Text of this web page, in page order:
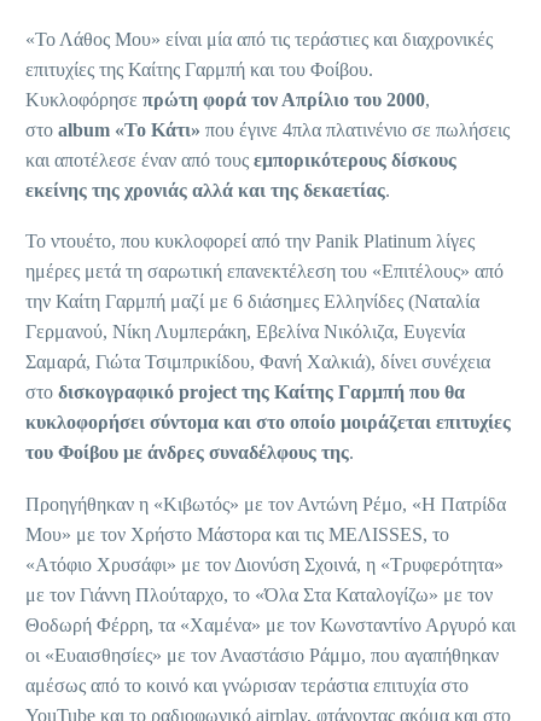
«Το Λάθος Μου» είναι μία από τις τεράστιες και διαχρονικές
επιτυχίες της Καίτης Γαρμπή και του Φοίβου.
Κυκλοφόρησε πρώτη φορά τον Απρίλιο του 2000,
στο album «Το Κάτι» που έγινε 4πλα πλατινένιο σε πωλήσεις
και αποτέλεσε έναν από τους εμπορικότερους δίσκους
εκείνης της χρονιάς αλλά και της δεκαετίας.
Το ντουέτο, που κυκλοφορεί από την Panik Platinum λίγες
ημέρες μετά τη σαρωτική επανεκτέλεση του «Επιτέλους» από
την Καίτη Γαρμπή μαζί με 6 διάσημες Ελληνίδες (Ναταλία
Γερμανού, Νίκη Λυμπεράκη, Εβελίνα Νικόλιζα, Ευγενία
Σαμαρά, Γιώτα Τσιμπρικίδου, Φανή Χαλκιά), δίνει συνέχεια
στο δισκογραφικό project της Καίτης Γαρμπή που θα
κυκλοφορήσει σύντομα και στο οποίο μοιράζεται επιτυχίες
του Φοίβου με άνδρες συναδέλφους της.
Προηγήθηκαν η «Κιβωτός» με τον Αντώνη Ρέμο, «Η Πατρίδα
Μου» με τον Χρήστο Μάστορα και τις MEΛΙSSES, το
«Ατόφιο Χρυσάφι» με τον Διονύση Σχοινά, η «Τρυφερότητα»
με τον Γιάννη Πλούταρχο, το «Όλα Στα Καταλογίζω» με τον
Θοδωρή Φέρρη, τα «Χαμένα» με τον Κωνσταντίνο Αργυρό και
οι «Ευαισθησίες» με τον Αναστάσιο Ράμμο, που αγαπήθηκαν
αμέσως από το κοινό και γνώρισαν τεράστια επιτυχία στο
YouTube και το ραδιοφωνικό airplay, φτάνοντας ακόμα και στο